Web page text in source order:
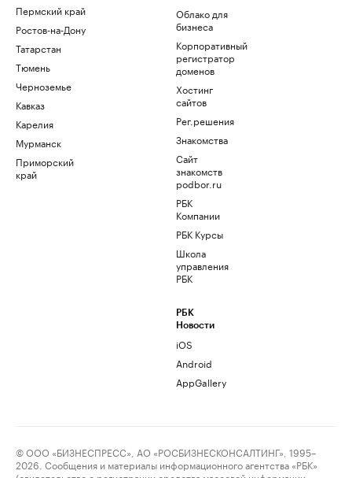
Пермский край
Ростов-на-Дону
Татарстан
Тюмень
Черноземье
Кавказ
Карелия
Мурманск
Приморский
край
Облако для
бизнеса
Корпоративный
регистратор
доменов
Хостинг
сайтов
Рег.решения
Знакомства
Сайт
знакомств
podbor.ru
РБК
Компании
РБК Курсы
Школа
управления
РБК
РБК
Новости
iOS
Android
AppGallery
© ООО «БИЗНЕСПРЕСС», АО «РОСБИЗНЕСКОНСАЛТИНГ», 1995–
2026. Сообщения и материалы информационного агентства «РБК»